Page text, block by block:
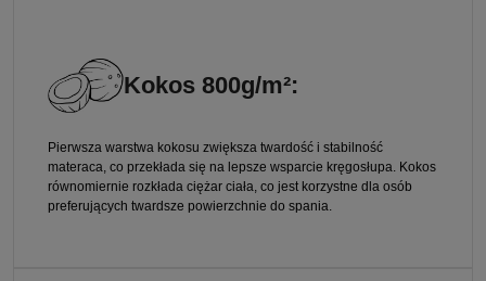
Kokos 800g/m²:
Pierwsza warstwa kokosu zwiększa twardość i stabilność
materaca, co przekłada się na lepsze wsparcie kręgosłupa. Kokos
równomiernie rozkłada ciężar ciała, co jest korzystne dla osób
preferujących twardsze powierzchnie do spania.